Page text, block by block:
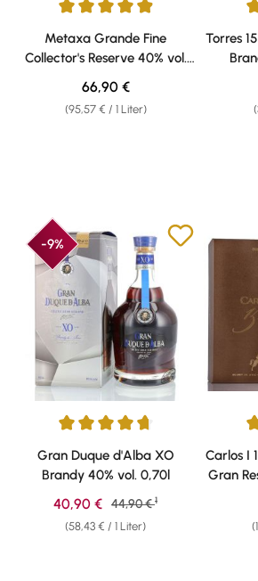
Durchschnittliche Bewertung von 4.88
Metaxa Grande Fine
Collector's Reserve 40% vol.
0,70l
(95,57 € / 1 Liter)
Regulärer Preis:
66,90 €
Torres
-9%
Durchschnittliche Bewertung von 4.79
Gran Duque d'Alba XO
Brandy 40% vol. 0,70l
(58,43 € / 1 Liter)
Verkaufspreis:
40,90 € Regulärer Preis:
44,90 € 1
Carlos I
Gran